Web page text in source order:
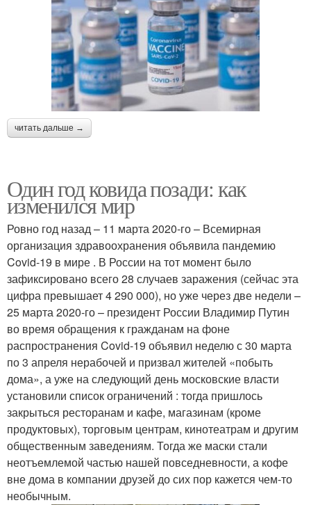
читать дальше →
Один год ковида позади: как
изменился мир
Ровно год назад – 11 марта 2020-го – Всемирная
организация здравоохранения объявила пандемию
Covid-19 в мире . В России на тот момент было
зафиксировано всего 28 случаев заражения (сейчас эта
цифра превышает 4 290 000), но уже через две недели –
25 марта 2020-го – президент России Владимир Путин
во время обращения к гражданам на фоне
распространения Covid-19 объявил неделю с 30 марта
по 3 апреля нерабочей и призвал жителей «побыть
дома», а уже на следующий день московские власти
установили список ограничений : тогда пришлось
закрыться ресторанам и кафе, магазинам (кроме
продуктовых), торговым центрам, кинотеатрам и другим
общественным заведениям. Тогда же маски стали
неотъемлемой частью нашей повседневности, а кофе
вне дома в компании друзей до сих пор кажется чем-то
необычным.